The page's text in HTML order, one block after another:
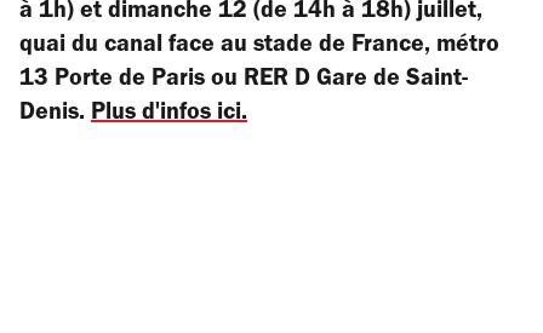
à 1h) et dimanche 12 (de 14h à 18h) juillet,
quai du canal face au stade de France, métro
13 Porte de Paris ou RER D Gare de Saint-
Denis. Plus d'infos ici.